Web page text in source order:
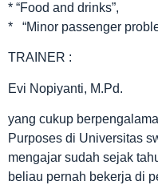
* “Food and drinks”,
* “Minor passenger
TRAINER :
Evi Nopiyanti, M.Pd.
yang cukup
Purposes di Universitas
mengajar sudah sejak
beliau pernah bekerja di